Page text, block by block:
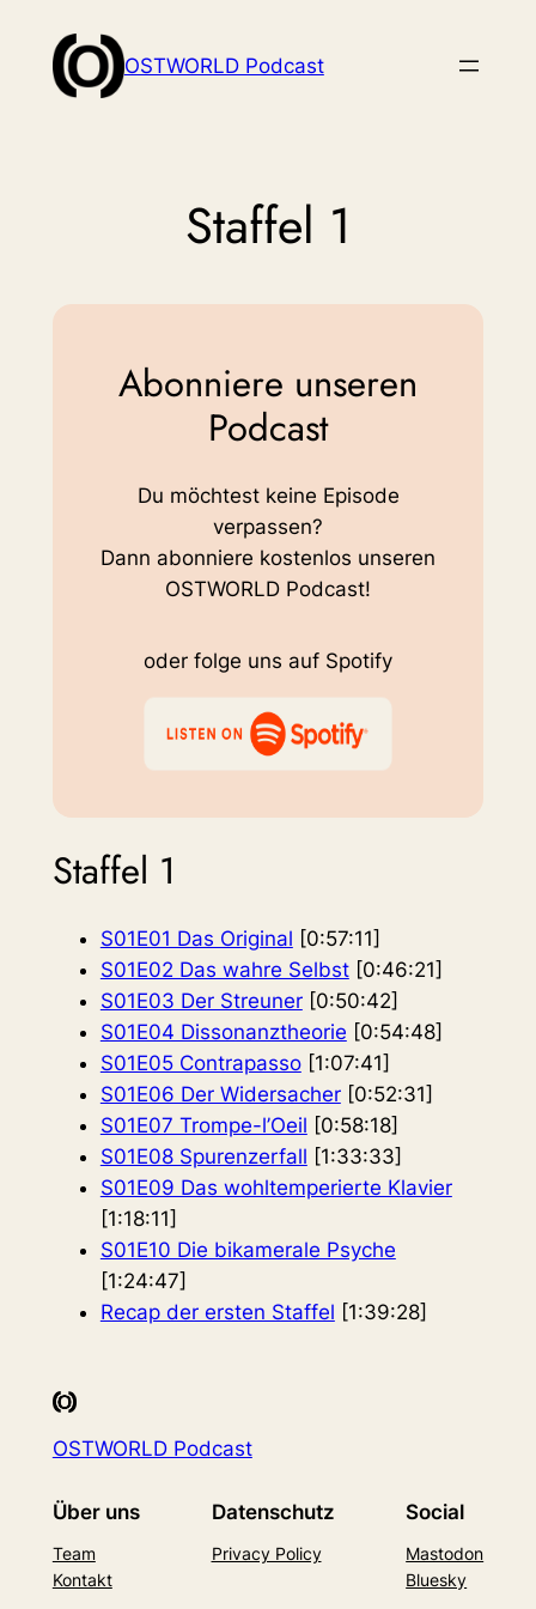
Inhalt
springen
OSTWORLD Podcast
Staffel 1
Abonniere unseren
Podcast
Du möchtest keine Episode
verpassen?
Dann abonniere kostenlos unseren
OSTWORLD Podcast!
oder folge uns auf Spotify
Staffel 1
S01E01 Das Original [0:57:11]
S01E02 Das wahre Selbst [0:46:21]
S01E03 Der Streuner [0:50:42]
S01E04 Dissonanztheorie [0:54:48]
S01E05 Contrapasso [1:07:41]
S01E06 Der Widersacher [0:52:31]
S01E07 Trompe-l’Oeil [0:58:18]
S01E08 Spurenzerfall [1:33:33]
S01E09 Das wohltemperierte Klavier
[1:18:11]
S01E10 Die bikamerale Psyche
[1:24:47]
Recap der ersten Staffel [1:39:28]
OSTWORLD Podcast
Über uns
Team
Kontakt
Datenschutz
Privacy Policy
Social
Mastodon
Bluesky